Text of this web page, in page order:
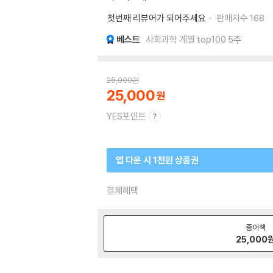
첫번째 리뷰어가 되어주세요
판매지수 168
베스트 사회과학 계열 top100 5주
25,000원
25,000
YES포인트
앱 다운 시 1천원 상품권
결제혜택
종이책
25,000